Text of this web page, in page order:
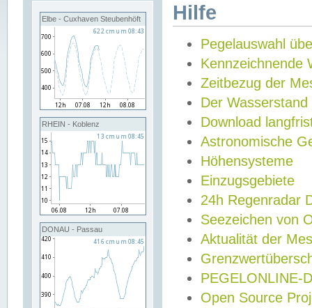
Elbe - Cuxhaven Steubenhöft
RHEIN - Koblenz
DONAU - Passau
Hilfe
Pegelauswahl
Kennzeichnende
Zeitbezug der
Der Wasserstand
Download
Astronomische
Höhensysteme
Einzugsgebiete
24h Regenradar
Seezeichen von
Aktualität der
PEGELONLINE-
Open Source